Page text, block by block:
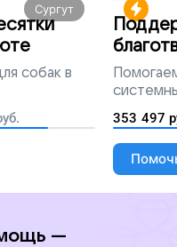
Сургут
собак в
всей
353 497
—